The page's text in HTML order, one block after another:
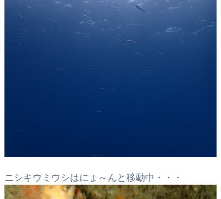
ニシキウミウシはにょ～んと移動中・・・